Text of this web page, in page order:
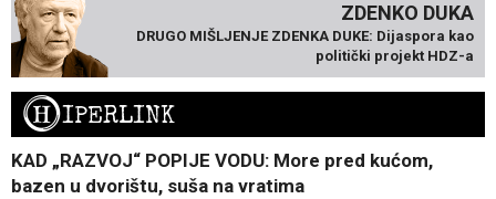
ZDENKO DUKA
DRUGO MIŠLJENJE ZDENKA DUKE: Dijaspora kao
politički projekt HDZ-a
HIPERLINK
KAD „RAZVOJ“ POPIJE VODU: More pred kućom,
bazen u dvorištu, suša na vratima